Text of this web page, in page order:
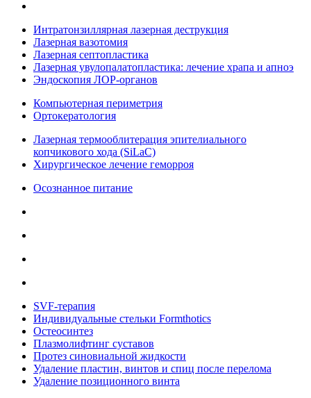
Интратонзиллярная лазерная деструкция
Лазерная вазотомия
Лазерная септопластика
Лазерная увулопалатопластика: лечение храпа и апноэ
Эндоскопия ЛОР-органов
Компьютерная периметрия
Ортокератология
Лазерная термооблитерация эпителиального
копчикового хода (SiLaC)
Хирургическое лечение геморроя
Осознанное питание
SVF-терапия
Индивидуальные стельки Formthotics
Остеосинтез
Плазмолифтинг суставов
Протез синовиальной жидкости
Удаление пластин, винтов и спиц после перелома
Удаление позиционного винта